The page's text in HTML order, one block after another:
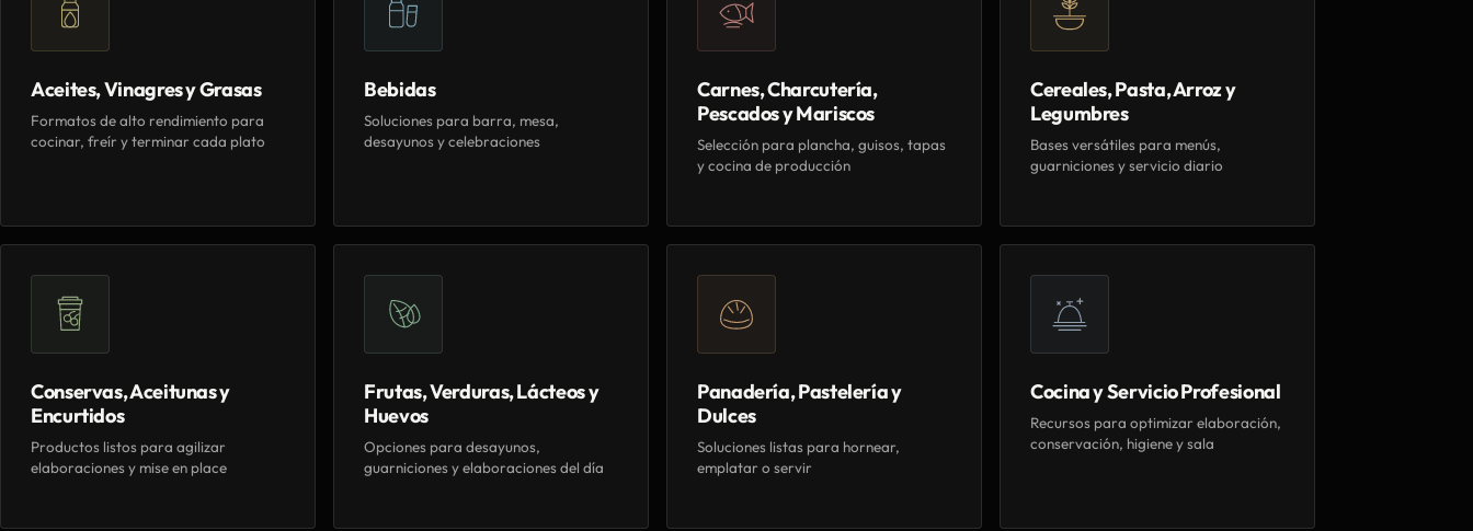
Aceites, Vinagres y Grasas
Formatos de alto rendimiento para
cocinar, freír y terminar cada plato
Bebidas
Soluciones para barra, mesa,
desayunos y celebraciones
Carnes, Charcutería,
Pescados y Mariscos
Selección para plancha, guisos, tapas
y cocina de producción
Cereales, Pasta, Arroz y
Legumbres
Bases versátiles para menús,
guarniciones y servicio diario
Conservas, Aceitunas y
Encurtidos
Productos listos para agilizar
elaboraciones y mise en place
Frutas, Verduras, Lácteos y
Huevos
Opciones para desayunos,
guarniciones y elaboraciones del día
Panadería, Pastelería y
Dulces
Soluciones listas para hornear,
emplatar o servir
Cocina y Servicio Profesional
Recursos para optimizar elaboración,
conservación, higiene y sala